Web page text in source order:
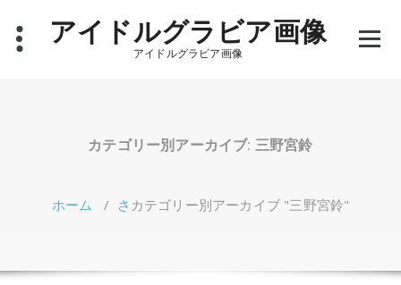
アイドルグラビア画像
アイドルグラビア画像
カテゴリー別アーカイブ: 三野宮鈴
ホーム / さ カテゴリー別アーカイブ "三野宮鈴"